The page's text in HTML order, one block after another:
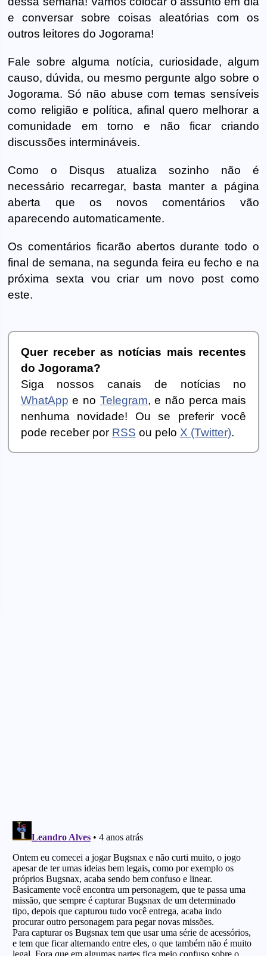
e conversar sobre coisas aleatórias com os
outros leitores do Jogorama!
Fale sobre alguma notícia, curiosidade, algum
causo, dúvida, ou mesmo pergunte algo sobre o
Jogorama. Só não abuse com temas sensíveis
como religião e política, afinal quero melhorar a
comunidade em torno e não ficar criando
discussões intermináveis.
Como o Disqus atualiza sozinho não é
necessário recarregar, basta manter a página
aberta que os novos comentários vão
aparecendo automaticamente.
Os comentários ficarão abertos durante todo o
final de semana, na segunda feira eu fecho e na
próxima sexta vou criar um novo post como
este.
Quer receber as notícias mais recentes
do Jogorama?
Siga nossos canais de notícias no
WhatApp e no Telegram, e não perca mais
nenhuma novidade! Ou se preferir você
pode receber por RSS ou pelo X (Twitter).